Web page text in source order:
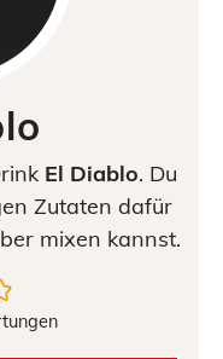
El Diablo. Du
Zutaten dafür
mixen kannst.